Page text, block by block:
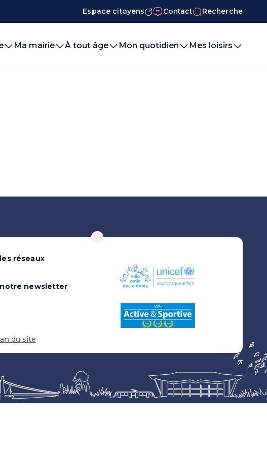
Espace citoyens Contact Recherche
Ma mairie À tout âge Mon quotidien Mes loisirs
réseaux
notre newsletter
du site